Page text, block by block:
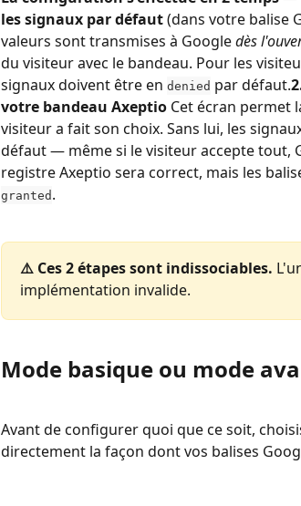
les signaux par défaut (dans votre balise
valeurs sont transmises à Google dès
du visiteur avec le bandeau. Pour les
signaux doivent être en denied par défaut.
votre bandeau Axeptio Cet écran permet
visiteur a fait son choix. Sans lui, les
défaut — même si le visiteur accepte tout,
registre Axeptio sera correct, mais les
granted .
⚠️ Ces 2 étapes sont indissociables.
implémentation invalide.
Mode basique ou mode
Avant de configurer quoi que ce soit,
directement la façon dont vos balises